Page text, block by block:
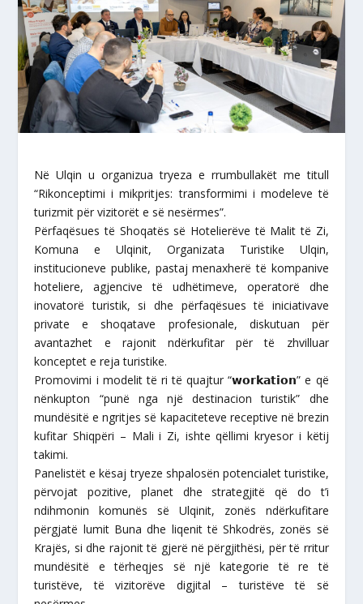
Në Ulqin u organizua tryeza e rrumbullakët me titull
“Rikonceptimi i mikpritjes: transformimi i modeleve të
turizmit për vizitorët e së nesërmes”.
Përfaqësues të Shoqatës së Hotelierëve të Malit të Zi,
Komuna e Ulqinit, Organizata Turistike Ulqin,
institucioneve publike, pastaj menaxherë të kompanive
hoteliere, agjencive të udhëtimeve, operatorë dhe
inovatorë turistik, si dhe përfaqësues të iniciativave
private e shoqatave profesionale, diskutuan për
avantazhet e rajonit ndërkufitar për të zhvilluar
konceptet e reja turistike.
Promovimi i modelit të ri të quajtur “𝘄𝗼𝗿𝗸𝗮𝘁𝗶𝗼𝗻” e që
nënkupton “punë nga një destinacion turistik” dhe
mundësitë e ngritjes së kapaciteteve receptive në brezin
kufitar Shiqpëri – Mali i Zi, ishte qëllimi kryesor i këtij
takimi.
Panelistët e kësaj tryeze shpalosën potencialet turistike,
përvojat pozitive, planet dhe strategjitë që do t’i
ndihmonin komunës së Ulqinit, zonës ndërkufitare
përgjatë lumit Buna dhe liqenit të Shkodrës, zonës së
Krajës, si dhe rajonit të gjerë në përgjithësi, për të rritur
mundësitë e tërheqjes së një kategorie të re të
turistëve, të vizitorëve digjital – turistëve të së